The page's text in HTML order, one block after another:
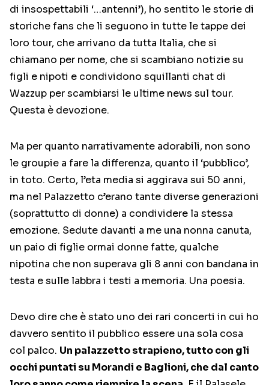
di insospettabili ‘…antenni’), ho sentito le storie di
storiche fans che li seguono in tutte le tappe dei
loro tour, che arrivano da tutta Italia, che si
chiamano per nome, che si scambiano notizie su
figli e nipoti e condividono squillanti chat di
Wazzup per scambiarsi le ultime news sul tour.
Questa è devozione.
Ma per quanto narrativamente adorabili, non sono
le groupie a fare la differenza, quanto il ‘pubblico’,
in toto. Certo, l’eta media si aggirava sui 50 anni,
ma nel Palazzetto c’erano tante diverse generazioni
(soprattutto di donne) a condividere la stessa
emozione. Sedute davanti a me una nonna canuta,
un paio di figlie ormai donne fatte, qualche
nipotina che non superava gli 8 anni con bandana in
testa e sulle labbra i testi a memoria. Una poesia.
Devo dire che è stato uno dei rari concerti in cui ho
davvero sentito il pubblico essere una sola cosa
col palco. Un palazzetto strapieno, tutto con gli
occhi puntati su Morandi e Baglioni, che dal canto